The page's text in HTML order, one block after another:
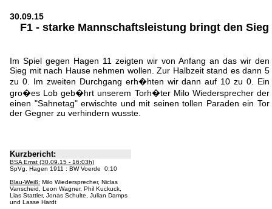
30.09.15
F1 - starke Mannschaftsleistung bringt den Sieg
Im Spiel gegen Hagen 11 zeigten wir von Anfang an das wir den
Sieg mit nach Hause nehmen wollen. Zur Halbzeit stand es dann 5
zu 0. Im zweiten Durchgang erh�hten wir dann auf 10 zu 0. Ein
gro�es Lob geb�hrt unserem Torh�ter Milo Wiedersprecher der
einen "Sahnetag" erwischte und mit seinen tollen Paraden ein Tor
der Gegner zu verhindern wusste.
Kurzbericht:
BSA Emst (30.09.15 - 16:03h)
SpVg. Hagen 1911 : BW Voerde 0:10
Blau-Weiß: Milo Wiedersprecher, Niclas
Vanscheid, Leon Wagner, Phil Kuckuck,
Lias Stattler, Jonas Schulte, Julian Damps
und Lasse Hardt